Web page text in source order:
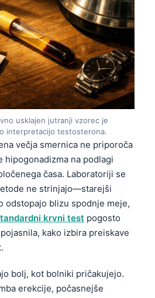
usklajen jutranji vzorec je
interpretacijo testosterona.
večja smernica ne priporoča
hipogonadizma na podlagi
časa. Laboratoriji se
ne strinjajo—starejši
odstopajo blizu spodnje meje,
krvni test pogosto
kako izbira preiskave
bolj, kot bolniki pričakujejo.
erekcije, počasnejše